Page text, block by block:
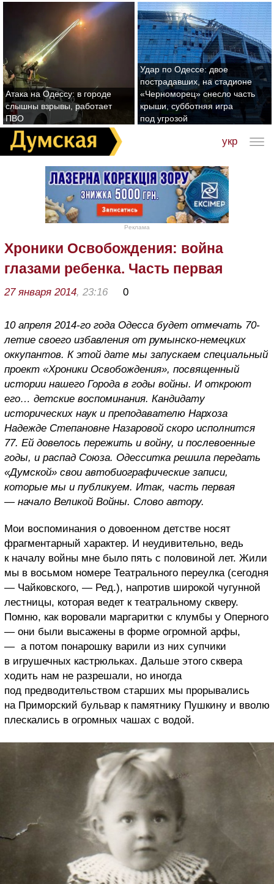
Атака на Одессу: в городе
слышны взрывы, работает
ПВО
Удар по Одессе: двое
пострадавших, на стадионе
«Черноморец» снесло часть
крыши, субботняя игра
под угрозой
укр
Реклама
Хроники Освобождения: война
глазами ребенка. Часть первая
27 января 2014, 23:16 0
10 апреля 2014-го года Одесса будет отмечать 70-
летие своего избавления от румынско-немецких
оккупантов. К этой дате мы запускаем специальный
проект «Хроники Освобождения», посвященный
истории нашего Города в годы войны. И откроют
его… детские воспоминания. Кандидату
исторических наук и преподавателю Нархоза
Надежде Степановне Назаровой скоро исполнится
77. Ей довелось пережить и войну, и послевоенные
годы, и распад Союза. Одесситка решила передать
«Думской» свои автобиографические записи,
которые мы и публикуем. Итак, часть первая
— начало Великой Войны. Слово автору.
Мои воспоминания о довоенном детстве носят
фрагментарный характер. И неудивительно, ведь
к началу войны мне было пять с половиной лет. Жили
мы в восьмом номере Театрального переулка (сегодня
— Чайковского, — Ред.), напротив широкой чугунной
лестницы, которая ведет к театральному скверу.
Помню, как воровали маргаритки с клумбы у Оперного
— они были высажены в форме огромной арфы,
— а потом понарошку варили из них супчики
в игрушечных кастрюльках. Дальше этого сквера
ходить нам не разрешали, но иногда
под предводительством старших мы прорывались
на Приморский бульвар к памятнику Пушкину и вволю
плескались в огромных чашах с водой.